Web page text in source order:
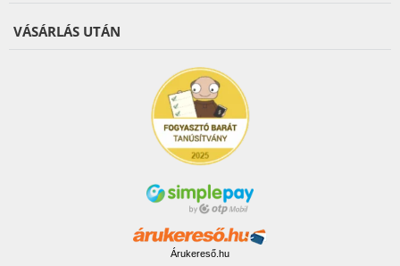
VÁSÁRLÁS UTÁN
Árukereső.hu